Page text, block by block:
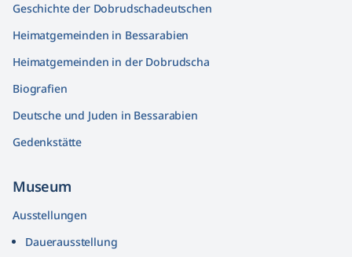
Geschichte der Dobrudschadeutschen
Heimatgemeinden in Bessarabien
Heimatgemeinden in der Dobrudscha
Biografien
Deutsche und Juden in Bessarabien
Gedenkstätte
Museum
Ausstellungen
Dauerausstellung